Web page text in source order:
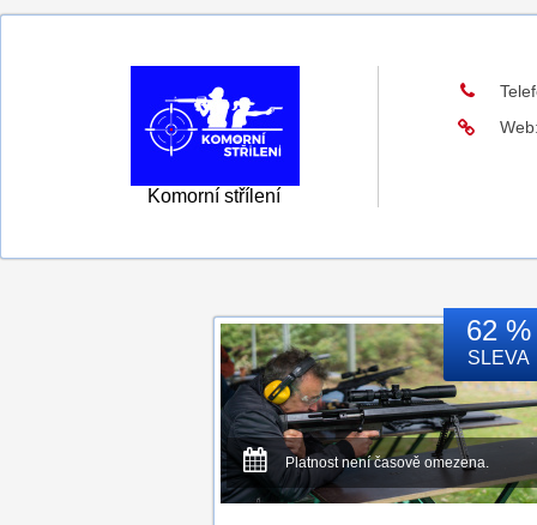
Komorní střílení
62 %
SLEVA
Platnost není časově omezena.